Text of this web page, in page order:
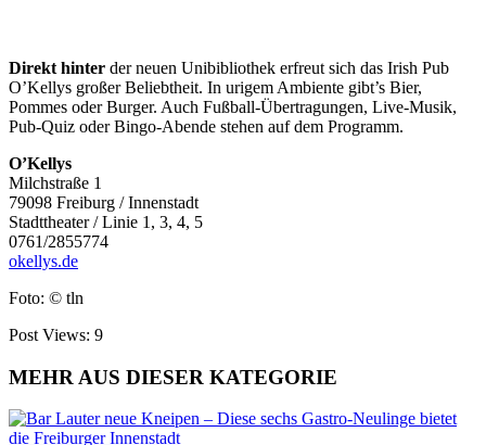
Direkt hinter der neuen Unibibliothek erfreut sich das Irish Pub
O’Kellys großer Beliebtheit. In urigem Ambiente gibt’s Bier,
Pommes oder Burger. Auch Fußball-Übertragungen, Live-Musik,
Pub-Quiz oder Bingo-Abende stehen auf dem Programm.
O’Kellys
Milchstraße 1
79098 Freiburg / Innenstadt
Stadttheater / Linie 1, 3, 4, 5
0761/2855774
okellys.de
Foto: © tln
Post Views: 9
MEHR AUS DIESER KATEGORIE
Lauter neue Kneipen – Diese sechs Gastro-Neulinge bietet
die Freiburger Innenstadt